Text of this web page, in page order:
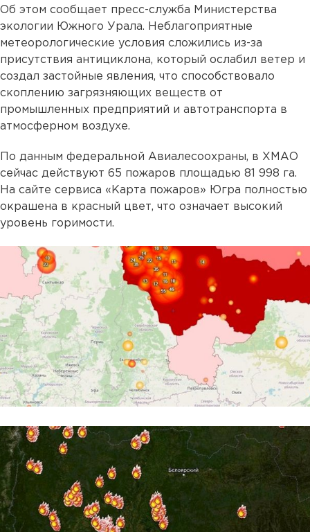
Об этом сообщает пресс-служба Министерства
экологии Южного Урала. Неблагоприятные
метеорологические условия сложились из-за
присутствия антициклона, который ослабил ветер и
создал застойные явления, что способствовало
скоплению загрязняющих веществ от
промышленных предприятий и автотранспорта в
атмосферном воздухе.
По данным федеральной Авиалесоохраны, в ХМАО
сейчас действуют 65 пожаров площадью 81 998 га.
На сайте сервиса «Карта пожаров» Югра полностью
окрашена в красный цвет, что означает высокий
уровень горимости.